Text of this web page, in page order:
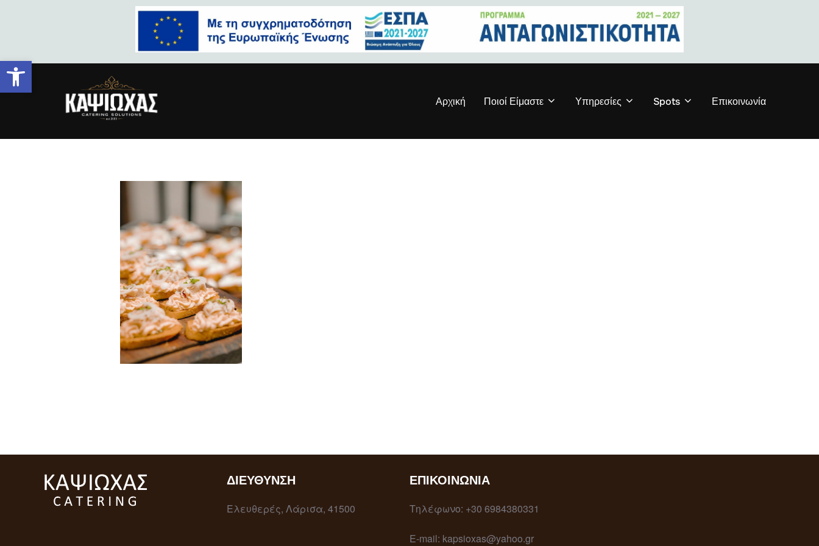
Αρχική Ποιοί Είμαστε Υπηρεσίες Spots Επικοινωνία
cateringKapsiohas-5
ΔΙΕΎΘΥΝΣΗ
Ελευθερές, Λάρισα, 41500
ΕΠΙΚΟΙΝΩΝΊΑ
Τηλέφωνο: +30 6984380331
E-mail: kapsioxas@yahoo.gr
Ανοίξτε τη γραμμή εργαλείων